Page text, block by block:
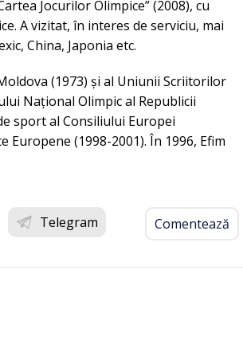
Jocurilor Olimpice” (2008), cu
A vizitat, în interes de serviciu, mai
China, Japonia etc.
(1973) și al Uniunii Scriitorilor
Național Olimpic al Republicii
sport al Consiliului Europei
Europene (1998-2001). În 1996, Efim
Telegram Comentează